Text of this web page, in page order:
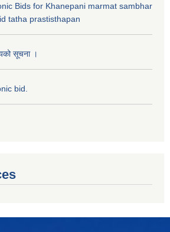
Bids for Khanepani marmat sambhar
tatha prastisthapan
सूचना ।
bid.